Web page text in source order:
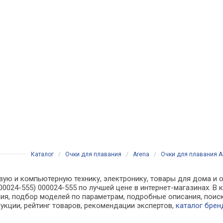
Каталог / Очки для плавания / Arena / Очки для плавания
и компьютерную технику, электронику, товары для дома и
555) 000024-555 по лучшей цене в интернет-
подбор моделей по параметрам, подробные описания,
рейтинг товаров, рекомендации экспертов,каталог